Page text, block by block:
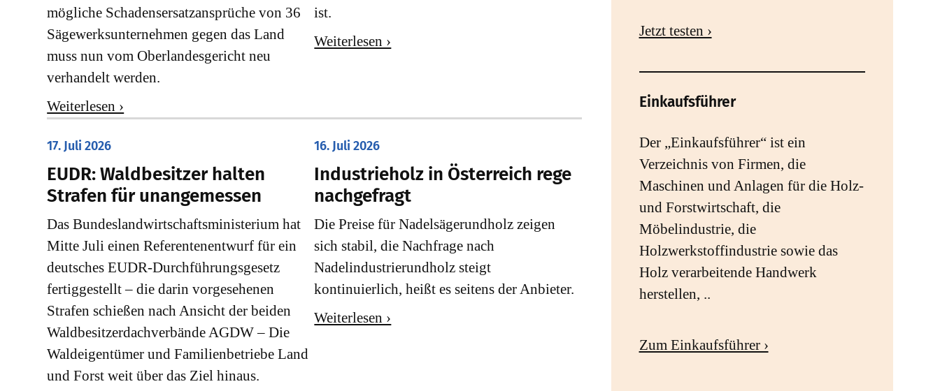
mögliche Schadensersatzansprüche von 36
Sägewerksunternehmen gegen das Land
muss nun vom Oberlandesgericht neu
verhandelt werden.
Weiterlesen ›
ist.
Weiterlesen ›
17. Juli 2026
EUDR: Waldbesitzer halten
Strafen für unangemessen
Das Bundeslandwirtschaftsministerium hat
Mitte Juli einen Referentenentwurf für ein
deutsches EUDR-Durchführungsgesetz
fertiggestellt – die darin vorgesehenen
Strafen schießen nach Ansicht der beiden
Waldbesitzerdachverbände AGDW – Die
Waldeigentümer und Familienbetriebe Land
und Forst weit über das Ziel hinaus.
16. Juli 2026
Industrieholz in Österreich rege
nachgefragt
Die Preise für Nadelsägerundholz zeigen
sich stabil, die Nachfrage nach
Nadelindustrierundholz steigt
kontinuierlich, heißt es seitens der Anbieter.
Weiterlesen ›
Jetzt testen ›
Einkaufsführer
Der „Einkaufsführer“ ist ein
Verzeichnis von Firmen, die
Maschinen und Anlagen für die Holz-
und Forstwirtschaft, die
Möbelindustrie, die
Holzwerkstoffindustrie sowie das
Holz verarbeitende Handwerk
herstellen, ..
Zum Einkaufsführer ›